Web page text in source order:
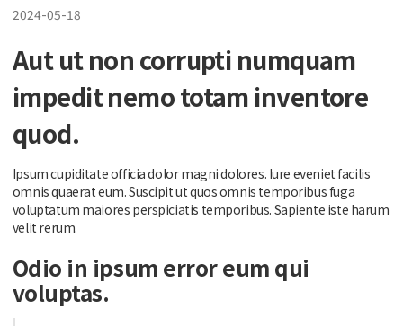
2024-05-18
Aut ut non corrupti numquam
impedit nemo totam inventore
quod.
Ipsum cupiditate officia dolor magni dolores. Iure eveniet facilis
omnis quaerat eum. Suscipit ut quos omnis temporibus fuga
voluptatum maiores perspiciatis temporibus. Sapiente iste harum
velit rerum.
Odio in ipsum error eum qui
voluptas.